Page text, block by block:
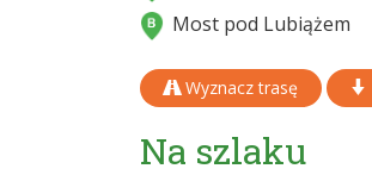
Most pod Lubiążem
Wyznacz trasę
Na szlaku